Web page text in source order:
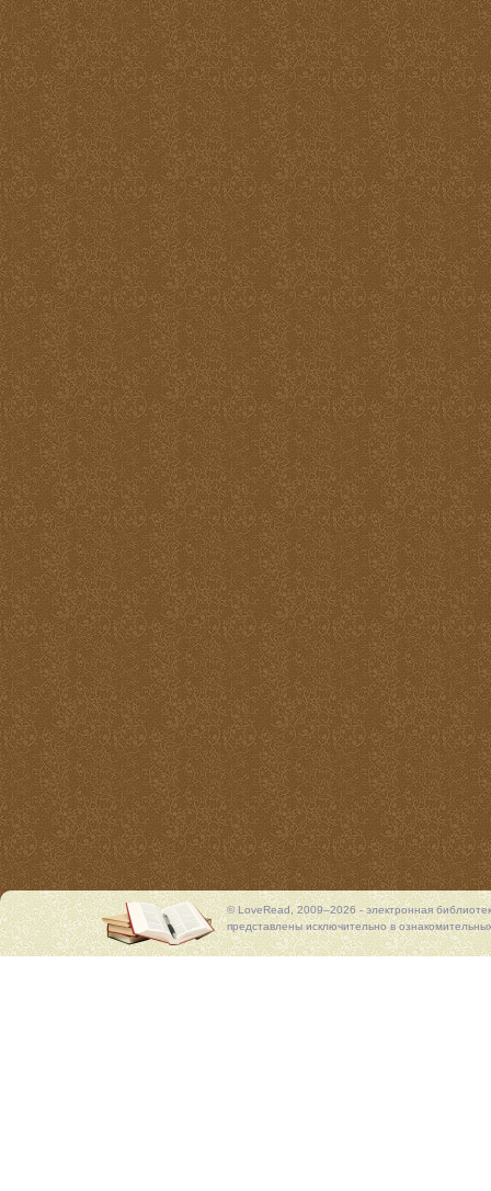
© LoveRead, 2009–2026 - электронная
представлены исключительно в